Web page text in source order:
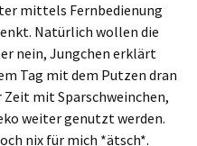
mittels Fernbedienung
Natürlich wollen die
nein, Jungchen erklärt
Tag mit dem Putzen dran
mit Sparschweinchen,
weiter genutzt werden.
nix für mich *ätsch*.